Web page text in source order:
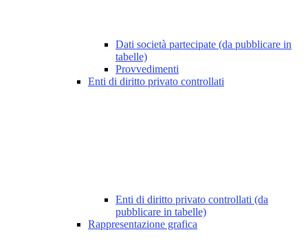
Dati società partecipate (da pubblicare in
tabelle)
Provvedimenti
Enti di diritto privato controllati
Enti di diritto privato controllati (da
pubblicare in tabelle)
Rappresentazione grafica